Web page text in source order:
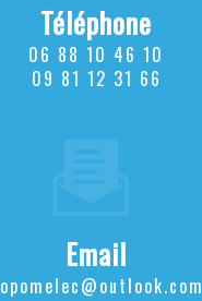
Téléphone
06 88 10 46 10
09 81 12 31 66
Email
sopomelec@outlook.com